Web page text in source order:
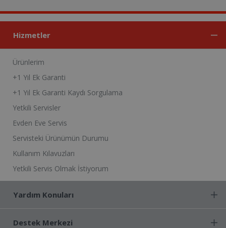
Hizmetler
Ürünlerim
+1 Yıl Ek Garanti
+1 Yıl Ek Garanti Kaydı Sorgulama
Yetkili Servisler
Evden Eve Servis
Servisteki Ürünümün Durumu
Kullanım Kılavuzları
Yetkili Servis Olmak İstiyorum
Yardım Konuları
Destek Merkezi